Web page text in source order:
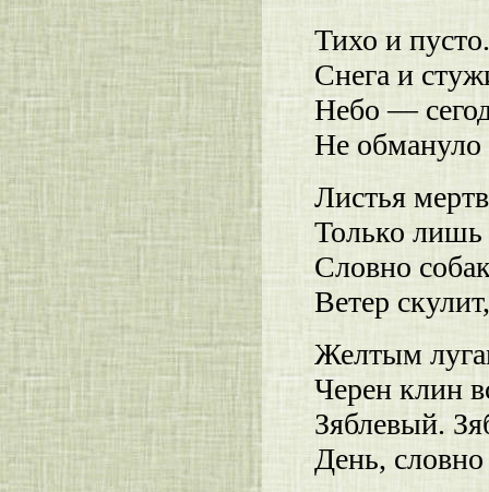
Тихо и
Снега и
Небо —
Не обмануло
Листья
Только лишь
Словно
Ветер
Желтым
Черен клин
Зяблевый.
День,